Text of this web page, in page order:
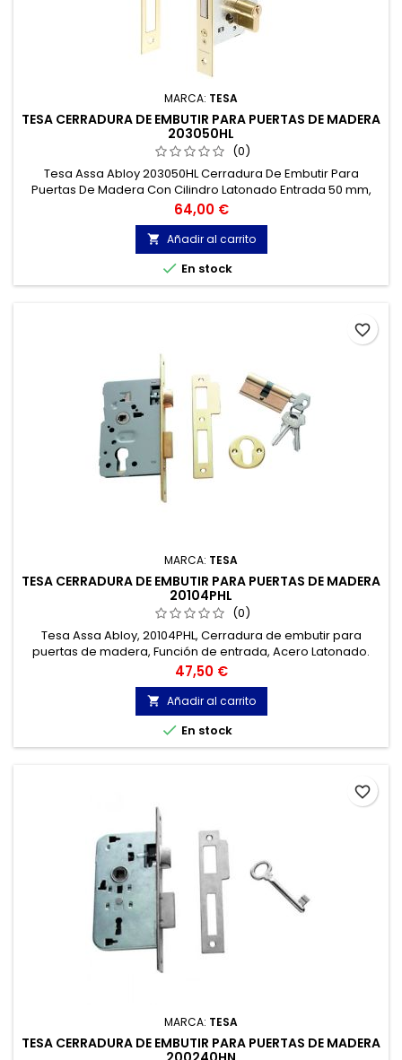
MARCA: TESA
TESA CERRADURA DE EMBUTIR PARA PUERTAS DE MADERA
203050HL
(0)
Tesa Assa Abloy 203050HL Cerradura De Embutir Para
Puertas De Madera Con Cilindro Latonado Entrada 50 mm,
Frente Cuadrado 2030.
Precio
64,00 €
 Añadir al carrito
 En stock
MARCA: TESA
TESA CERRADURA DE EMBUTIR PARA PUERTAS DE MADERA
20104PHL
(0)
Tesa Assa Abloy, 20104PHL, Cerradura de embutir para
puertas de madera, Función de entrada, Acero Latonado.
Precio
47,50 €
 Añadir al carrito
 En stock
favorite_border
MARCA: TESA
TESA CERRADURA DE EMBUTIR PARA PUERTAS DE MADERA
favorite_border